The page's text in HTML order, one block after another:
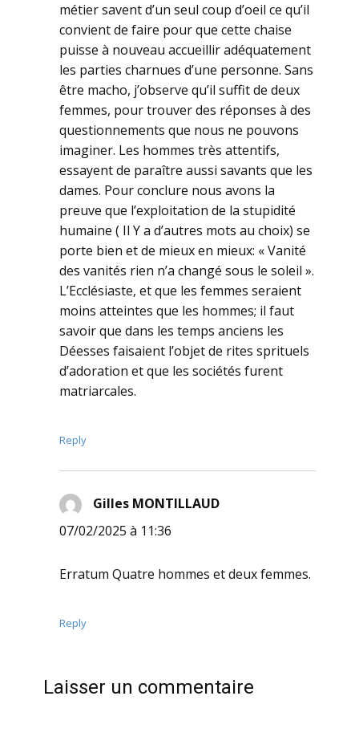
métier savent d’un seul coup d’oeil ce qu’il
convient de faire pour que cette chaise
puisse à nouveau accueillir adéquatement
les parties charnues d’une personne. Sans
être macho, j’observe qu’il suffit de deux
femmes, pour trouver des réponses à des
questionnements que nous ne pouvons
imaginer. Les hommes très attentifs,
essayent de paraître aussi savants que les
dames. Pour conclure nous avons la
preuve que l’exploitation de la stupidité
humaine ( Il Y a d’autres mots au choix) se
porte bien et de mieux en mieux: « Vanité
des vanités rien n’a changé sous le soleil ».
L’Ecclésiaste, et que les femmes seraient
moins atteintes que les hommes; il faut
savoir que dans les temps anciens les
Déesses faisaient l’objet de rites sprituels
d’adoration et que les sociétés furent
matriarcales.
Reply
Gilles MONTILLAUD
07/02/2025 à 11:36
Erratum Quatre hommes et deux femmes.
Reply
Laisser un commentaire